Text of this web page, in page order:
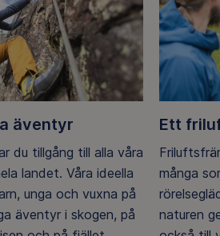
äventyr
du tillgång till alla våra
landet. Våra ideella
unga och vuxna på
äventyr i skogen, på
Ett
många
naturen